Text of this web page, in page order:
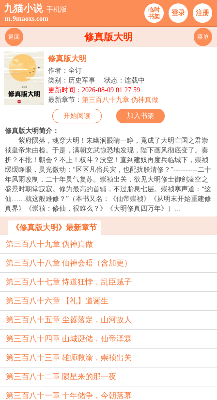
九猫小说 手机版
m.9maoxs.com
临时
书架
登录 注册
修真版大明
返回 菜单
修真版大明
作者：全订
类别：历史军事
状态：连载中
更新时间：2026-08-09 01:27:59
最新章节： 第三百八十九章 伪神真做
开始阅读 加入书架
修真版大明简介：
紫府陨落，魂穿大明！朱幽涧眼睛一睁，竟成了大明亡国之君崇
祯皇帝朱由检。于是，满朝文武惊恐地发现，陛下画风彻底变了。奏
折？不批！朝会？不上！权斗？没空！直到建奴再度兵临城下，崇祯
缓缓睁眼，灵光微动：“区区凡俗兵灾，也配扰朕清修？”----------二十
年风雨改制，二十年灵气复苏。崇祯出关，欲见大明修士御剑凌空之
盛景时朝堂寂寂。修为最高的首辅，不过胎息七层。崇祯寒声道：“这
仙……就这般难修？”（本书又名：《仙帝崇祯》《从明末开始重建修
真界》《崇祯：修仙，很难么？》《大明修真四万年》）...
《修真版大明》最新章节
第三百八十九章 伪神真做
第三百八十八章 仙神会晤（含加更）
第三百八十七章 恃道狂悖，乱臣贼子
第三百八十六章 【礼】道诞生
第三百八十五章 尘嚣落定，山河故人
第三百八十四章 山城诞储，仙帝泽霖
第三百八十三章 雄师救渝，崇祯出关
第三百八十二章 陨星来的那一夜
第三百八十一章 十年储争，今朝落幕